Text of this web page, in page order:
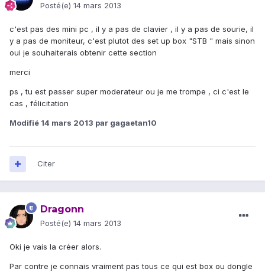
Posté(e) 14 mars 2013
c'est pas des mini pc , il y a pas de clavier , il y a pas de sourie, il
y a pas de moniteur, c'est plutot des set up box "STB " mais sinon
oui je souhaiterais obtenir cette section
merci
ps , tu est passer super moderateur ou je me trompe , ci c'est le
cas , félicitation
Modifié 14 mars 2013 par gagaetan10
Citer
Dragonn
Posté(e) 14 mars 2013
Oki je vais la créer alors.
Par contre je connais vraiment pas tous ce qui est box ou dongle